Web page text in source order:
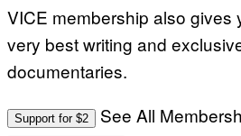
VICE membership also gives
very best writing and
documentaries.
Support for $2 See All